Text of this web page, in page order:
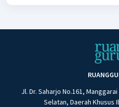
Jl. Dr. Saharjo No.161,
Selatan, Daerah Khusus